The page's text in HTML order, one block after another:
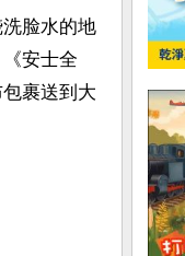
脸水的地
安士全
裹送到大